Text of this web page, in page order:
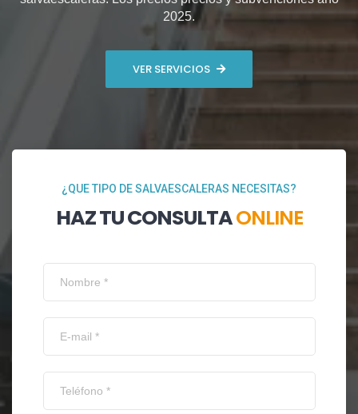
2025.
VER SERVICIOS
¿QUE TIPO DE SALVAESCALERAS NECESITAS?
HAZ TU CONSULTAONLINE